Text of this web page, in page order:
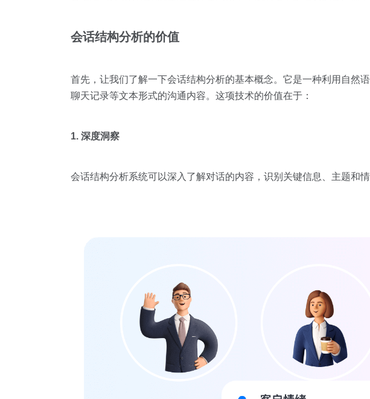
会话结构分析的价值
首先，让我们了解一下会话结构分析的基本概念。它是一种利用自然
聊天记录等文本形式的沟通内容。这项技术的价值在于：
1. 深度洞察
会话结构分析系统可以深入了解对话的内容，识别关键信息、主题和